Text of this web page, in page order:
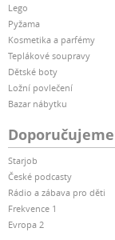
Lego
Pyžama
Kosmetika a parfémy
Teplákové soupravy
Dětské boty
Ložní povlečení
Bazar nábytku
Doporučujeme
Starjob
České podcasty
Rádio a zábava pro děti
Frekvence 1
Evropa 2